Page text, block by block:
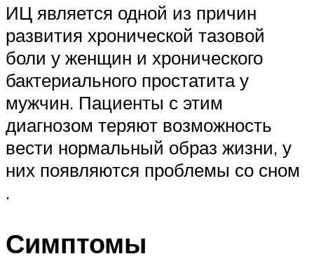
ИЦ является одной из причин
развития хронической тазовой
боли у женщин и хронического
бактериального простатита у
мужчин. Пациенты с этим
диагнозом теряют возможность
вести нормальный образ жизни, у
них появляются проблемы со сном
.
Симптомы